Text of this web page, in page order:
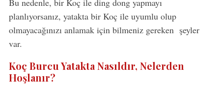
Bu nedenle, bir Koç ile ding dong yapmayı
planlıyorsanız, yatakta bir Koç ile uyumlu olup
olmayacağınızı anlamak için bilmeniz gereken şeyler
var.
Koç Burcu Yatakta Nasıldır, Nelerden
Hoşlanır?